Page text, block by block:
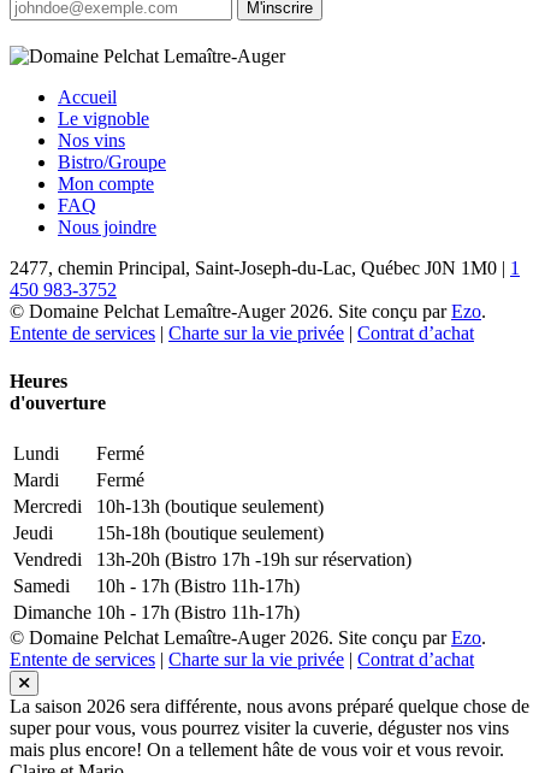
M'inscrire
Accueil
Le vignoble
Nos vins
Bistro/Groupe
Mon compte
FAQ
Nous joindre
2477, chemin Principal, Saint-Joseph-du-Lac, Québec J0N 1M0 | 1
450 983-3752
© Domaine Pelchat Lemaître-Auger 2026. Site conçu parEzo.
Entente de services | Charte sur la vie privée | Contrat d’achat
Heures
d'ouverture
Lundi
Fermé
Mardi
Fermé
Mercredi
10h-13h (boutique seulement)
Jeudi
15h-18h (boutique seulement)
Vendredi
13h-20h (Bistro 17h -19h sur réservation)
Samedi
10h - 17h (Bistro 11h-17h)
Dimanche 10h - 17h (Bistro 11h-17h)
© Domaine Pelchat Lemaître-Auger 2026. Site conçu parEzo.
Entente de services | Charte sur la vie privée | Contrat d’achat
La saison 2026 sera différente, nous avons préparé quelque chose de
super pour vous, vous pourrez visiter la cuverie, déguster nos vins
mais plus encore! On a tellement hâte de vous voir et vous revoir.